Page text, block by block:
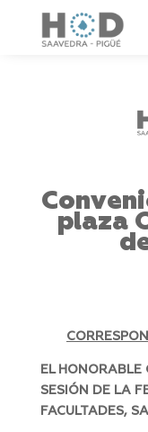
plaza
EL HONORABLE
SESIÓN DE LA
FACULTADES,